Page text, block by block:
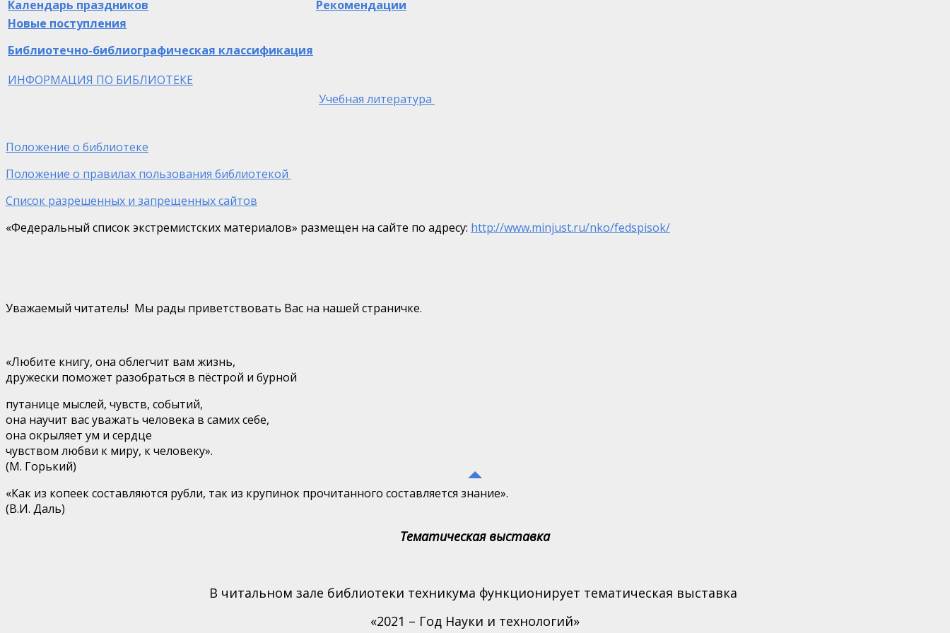
Календарь праздников
Рекомендации
Новые поступления
Библиотечно-библиографическая классификация
ИНФОРМАЦИЯ ПО БИБЛИОТЕКЕ
Учебная литература
Положение о библиотеке
Положение о правилах пользования библиотекой
Список разрешенных и запрещенных сайтов
«Федеральный список экстремистских материалов» размещен на сайте по адресу: http://www.minjust.ru/nko/fedspisok/
Уважаемый читатель! Мы рады приветствовать Вас на нашей страничке.
«Любите книгу, она облегчит вам жизнь,
дружески поможет разобраться в пёстрой и бурной
путанице мыслей, чувств, событий,
она научит вас уважать человека в самих себе,
она окрыляет ум и сердце
чувством любви к миру, к человеку».
(М. Горький)
«Как из копеек составляются рубли, так из крупинок прочитанного составляется знание».
(В.И. Даль)
Тематическая выставка
В читальном зале библиотеки техникума функционирует тематическая выставка
«2021 – Год Науки и технологий»